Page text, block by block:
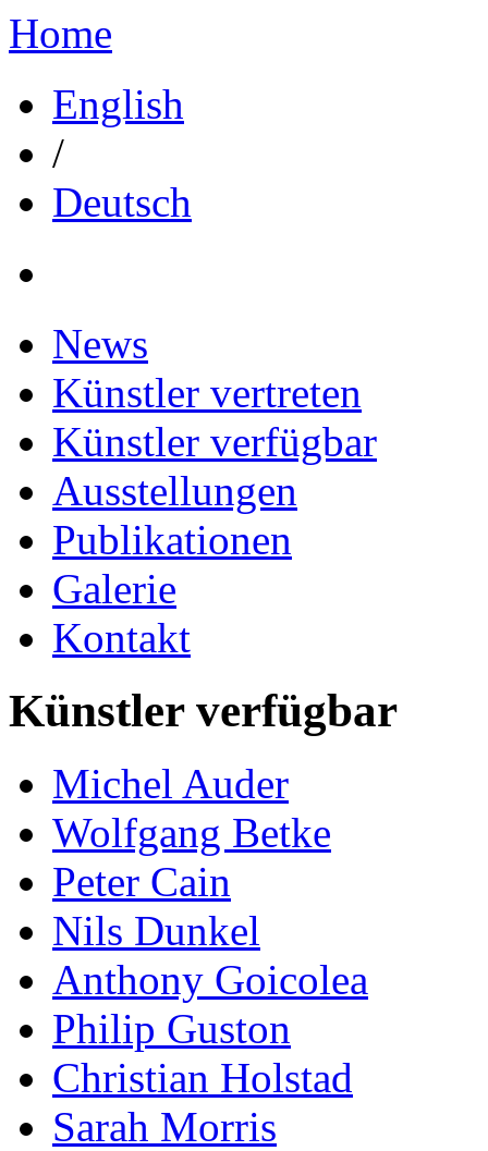
Home
English
/
Deutsch
News
Künstler vertreten
Künstler verfügbar
Ausstellungen
Publikationen
Galerie
Kontakt
Künstler verfügbar
Michel Auder
Wolfgang Betke
Peter Cain
Nils Dunkel
Anthony Goicolea
Philip Guston
Christian Holstad
Sarah Morris